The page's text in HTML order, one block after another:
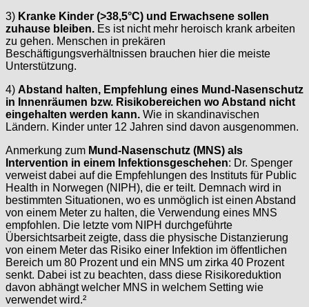
3) Kranke Kinder (>38,5°C) und Erwachsene sollen
zuhause bleiben. Es ist nicht mehr heroisch krank arbeiten
zu gehen. Menschen in prekären
Beschäftigungsverhältnissen brauchen hier die meiste
Unterstützung.
4) Abstand halten, Empfehlung eines Mund-Nasenschutz
in Innenräumen bzw. Risikobereichen wo Abstand nicht
eingehalten werden kann. Wie in skandinavischen
Ländern. Kinder unter 12 Jahren sind davon ausgenommen.
Anmerkung zum Mund-Nasenschutz (MNS) als
Intervention in einem Infektionsgeschehen: Dr. Spenger
verweist dabei auf die Empfehlungen des Instituts für Public
Health in Norwegen (NIPH), die er teilt. Demnach wird in
bestimmten Situationen, wo es unmöglich ist einen Abstand
von einem Meter zu halten, die Verwendung eines MNS
empfohlen. Die letzte vom NIPH durchgeführte
Übersichtsarbeit zeigte, dass die physische Distanzierung
von einem Meter das Risiko einer Infektion im öffentlichen
Bereich um 80 Prozent und ein MNS um zirka 40 Prozent
senkt. Dabei ist zu beachten, dass diese Risikoreduktion
davon abhängt welcher MNS in welchem Setting wie
verwendet wird.²